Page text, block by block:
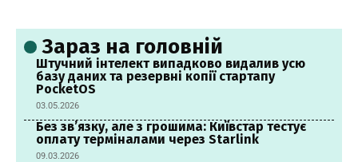
Зараз на головній
Штучний інтелект випадково видалив усю
базу даних та резервні копії стартапу
PocketOS
03.05.2026
Без зв’язку, але з грошима: Київстар тестує
оплату терміналами через Starlink
09.03.2026